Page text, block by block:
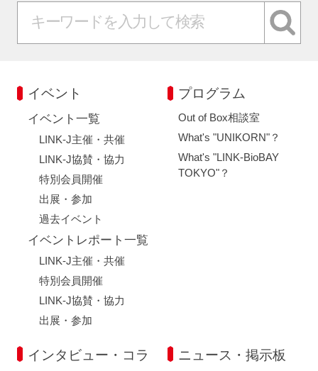
イベント
イベント一覧
LINK-J主催・共催
LINK-J協賛・協力
特別会員開催
出展・参加
過去イベント
イベントレポート一覧
LINK-J主催・共催
特別会員開催
LINK-J協賛・協力
出展・参加
プログラム
Out of Box相談室
What's "UNIKORN"？
What's "LINK-BioBAY
TOKYO"？
インタビュー・コラ
ニュース・掲示板